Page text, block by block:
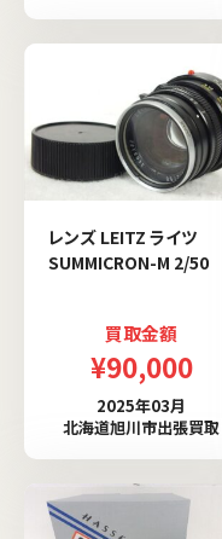
レンズ LEITZ ライツ
SUMMICRON-M 2/50
買取金額
¥90,000
2025年03月
北海道旭川市出張買取